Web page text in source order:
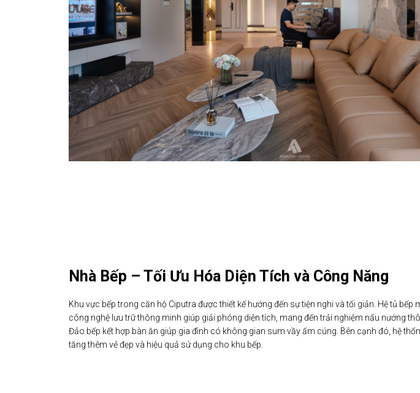
Nhà Bếp – Tối Ưu Hóa Diện Tích và Công Năng
Khu vực bếp trong căn hộ Ciputra được thiết kế hướng đến sự tiện nghi và tối giản. Hệ tủ bếp
công nghệ lưu trữ thông minh giúp giải phóng diện tích, mang đến trải nghiệm nấu nướng
Đảo bếp kết hợp bàn ăn giúp gia đình có không gian sum vầy ấm cúng. Bên cạnh đó, hệ
tăng thêm vẻ đẹp và hiệu quả sử dụng cho khu bếp.